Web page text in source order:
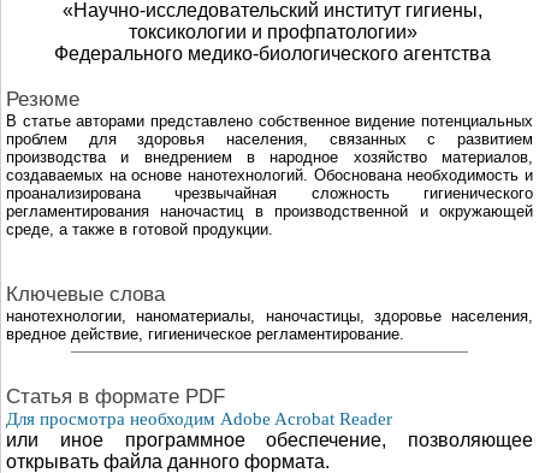
«Научно-исследовательский институт гигиены,
токсикологии и профпатологии»
Федерального медико-биологического агентства
Резюме
В статье авторами представлено собственное видение потенциальных
проблем для здоровья населения, связанных с развитием
производства и внедрением в народное хозяйство материалов,
создаваемых на основе нанотехнологий. Обоснована необходимость и
проанализирована чрезвычайная сложность гигиенического
регламентирования наночастиц в производственной и окружающей
среде, а также в готовой продукции.
Ключевые слова
нанотехнологии, наноматериалы, наночастицы, здоровье населения,
вредное действие, гигиеническое регламентирование.
Cтатья в формате PDF
Для просмотра необходим Adobe Acrobat Reader
или иное программное обеспечение, позволяющее
открывать файла данного формата.